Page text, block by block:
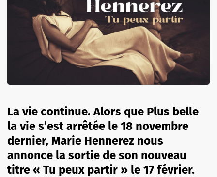
La vie continue. Alors que Plus belle
la vie s’est arrêtée le 18 novembre
dernier, Marie Hennerez nous
annonce la sortie de son nouveau
titre « Tu peux partir » le 17 février.